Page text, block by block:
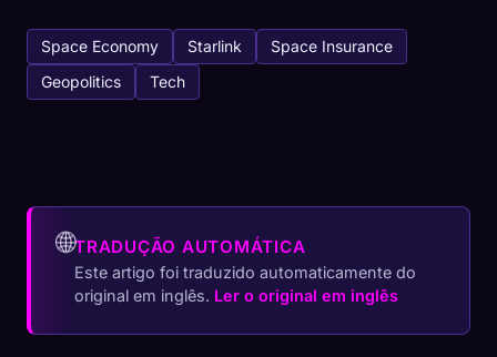
Space Economy Starlink
Space Insurance
Geopolitics
Tech
🌐TRADUÇÃO AUTOMÁTICA
Este artigo foi traduzido automaticamente do
original em inglês. Ler o original em inglês